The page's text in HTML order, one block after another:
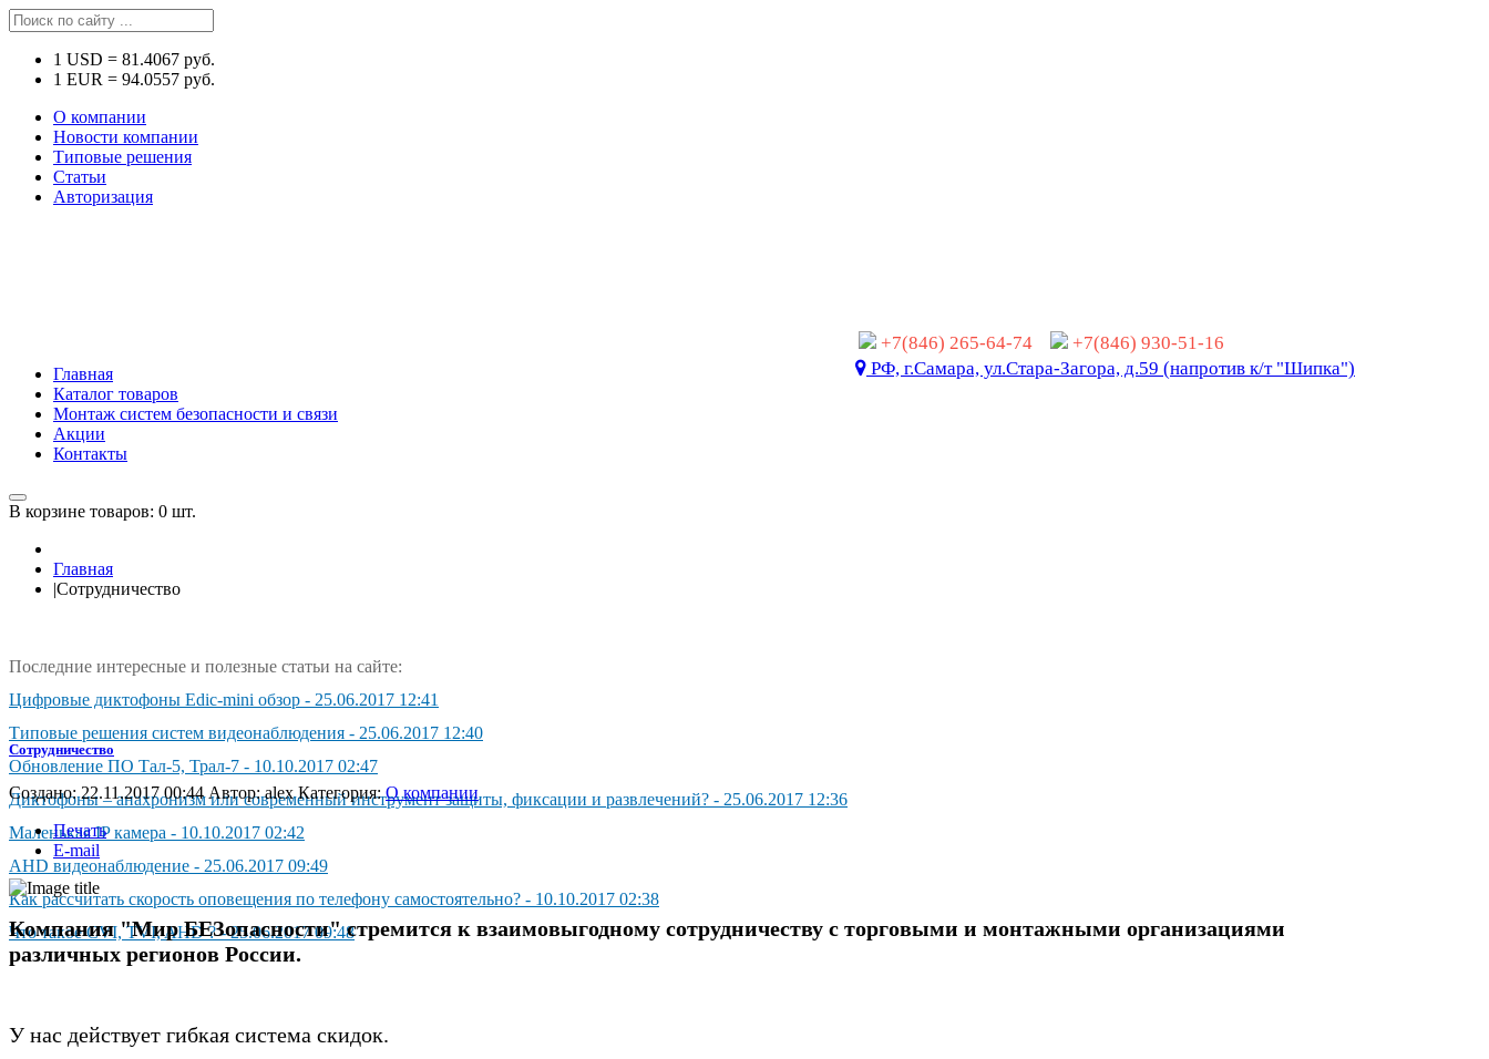
1 USD = 81.4067 руб.
1 EUR = 94.0557 руб.
О компании
Новости компании
Типовые решения
Статьи
Авторизация
+7(846) 265-64-74
+7(846) 930-51-16
РФ, г.Самара, ул.Стара-Загора, д.59 (напротив к/т "Шипка")
Главная
Каталог товаров
Монтаж систем безопасности и связи
Акции
Контакты
В корзине товаров: 0 шт.
Главная
|Сотрудничество
Последние интересные и полезные статьи на сайте:
Цифpoвыe диктoфoны Edic-mini oбзop - 25.06.2017 12:41
Типовые решения систем видеонаблюдения - 25.06.2017 12:40
Обновление ПО Тал-5, Трал-7 - 10.10.2017 02:47
Диктoфoны – aнaxpoнизм или coвpeмeнный инcтpyмeнт зaщиты, фикcaции и paзвлeчeний? - 25.06.2017 12:36
Маленькая IP камера - 10.10.2017 02:42
AHD видeoнaблюдeниe - 25.06.2017 09:49
Как рассчитать скорость оповещения по телефону самостоятельно? - 10.10.2017 02:38
Чтo тaкoe CVI, TVI, AHD ?-25.06.2017 09:48
Сотрудничество
Создано: 22.11.2017 00:44Автор:alex Категория:О компании
Печать
E-mail
Компания "Мир БЕЗопасности" стремится к взаимовыгодному сотрудничеству с торговыми и монтажными организациями
различных регионов России.
У нас действует гибкая система скидок.